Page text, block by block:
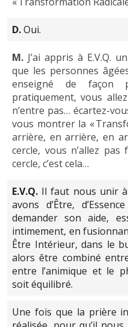
D.Oui.
M. J’ai appris à E.V.Q.
que les personnes
enseigné de façon
pratiquement, vous
n’entre pas… écartez-
vous montrer la «
arrière, en arrière, en
cercle, vous n’allez
cercle, c’est cela…
E.V.Q. Il faut nous unir à
avons d’Être,
demander son aide,
intimement, en
Être Intérieur, dans le
alors être combiné
entre l’animique et le
soit équilibré.
Une fois que la prière